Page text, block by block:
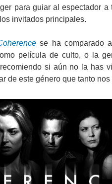
para guiar al espectador
invitados principales.
se ha comparado
película de culto, o la
si aún no la has
de este género que tanto